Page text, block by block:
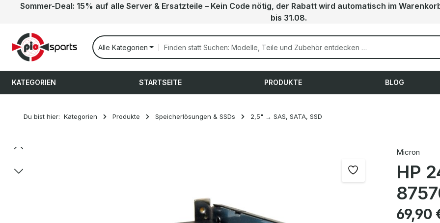
Hauptinhalt springen
Zur Suche springen
Zur Hauptnavigation springen
Sommer-Deal: 15% auf alle Server & Ersatzteile – Kein Code nötig, der Rabatt wird automatisch im
bis 31.08.
Alle Kategorien
KATEGORIEN STARTSEITE PRODUKTE BLOG
Du bist hier: Kategorien Produkte Speicherlösungen & SSDs 2,5" → SAS, SATA, SSD
Bildergalerie überspringen Micron
HP
Regulärer
69,90